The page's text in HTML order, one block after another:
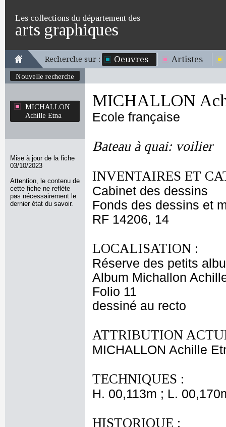
Les collections du département des
arts graphiques
Recherche sur : Oeuvres Artistes
Nouvelle recherche
MICHALLON
Achille Etna
Mise à jour de la fiche
03/10/2023
Attention, le contenu de
cette fiche ne reflète
pas nécessairement le
dernier état du savoir.
MICHALLON
Ecole française
Bateau à quai: voilier
INVENTAIRES ET
Cabinet des dessins
Fonds des dessins et
RF 14206, 14
LOCALISATION :
Réserve des petits
Album Michallon
Folio 11
dessiné au recto
ATTRIBUTION
MICHALLON Achille
TECHNIQUES :
H. 00,113m ; L.
HISTORIQUE :